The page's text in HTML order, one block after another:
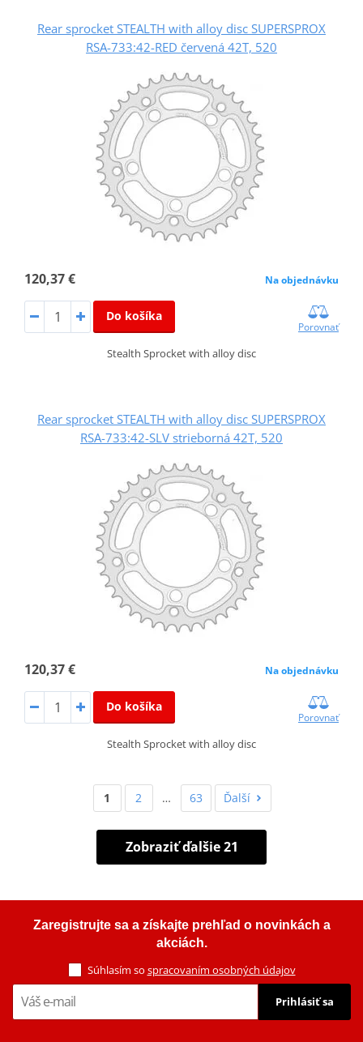
Rear sprocket STEALTH with alloy disc SUPERSPROX
RSA-733:42-RED červená 42T, 520
120,37 € Na objednávku
Do košíka
Porovnať
Stealth Sprocket with alloy disc
Rear sprocket STEALTH with alloy disc SUPERSPROX
RSA-733:42-SLV strieborná 42T, 520
120,37 € Na objednávku
Do košíka
Porovnať
Stealth Sprocket with alloy disc
1 2 … 63 Ďalší
Zobraziť ďalšie 21
Zaregistrujte sa a získajte prehľad o novinkách a
akciách.
Súhlasím so spracovaním osobných údajov
Prihlásiť sa